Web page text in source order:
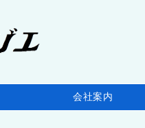
会社案内